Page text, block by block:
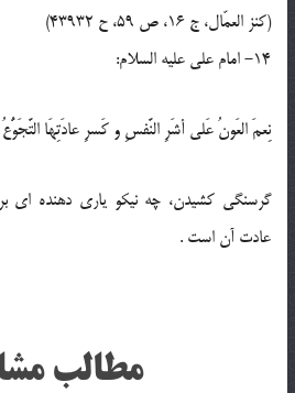
(كنز العمّال، ج 16، ص 59، ح 43932)
14- امام على عليه السلام:
نِعمَ العَونُ عَلى أشَرِ النَّفسِ و كَسرِ عادَتِهَا
گرسنگى كشيدن، چه نيكو يارى دهنده
عادت آن است .
مطالب